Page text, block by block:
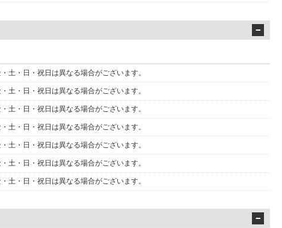
・日・祝日は異なる場合がございます。
・日・祝日は異なる場合がございます。
・日・祝日は異なる場合がございます。
・日・祝日は異なる場合がございます。
・日・祝日は異なる場合がございます。
・日・祝日は異なる場合がございます。
・日・祝日は異なる場合がございます。